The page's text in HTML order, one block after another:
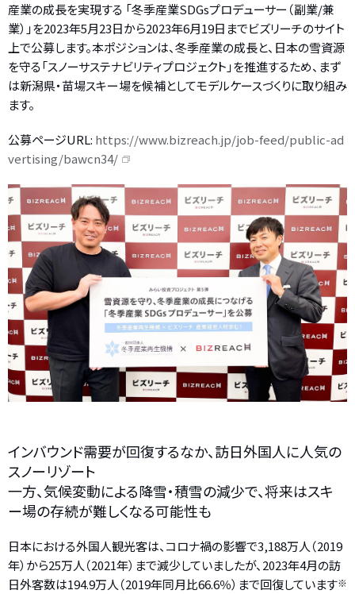
産業の成長を実現する 「冬季産業SDGsプロデューサー（副業/兼
業）」を2023年5月23日から2023年6月19日までビズリーチのサイト
上で公募します。本ポジションは、冬季産業の成長と、日本の雪資源
を守る「スノーサステナビリティプロジェクト」を推進するため、まず
は新潟県・苗場スキー場を候補としてモデルケースづくりに取り組み
ます。
公募ページURL: https://www.bizreach.jp/job-feed/public-ad
vertising/bawcn34/
インバウンド需要が回復するなか、訪日外国人に人気の
スノーリゾート
一方、気候変動による降雪・積雪の減少で、将来はスキ
ー場の存続が難しくなる可能性も
日本における外国人観光客は、コロナ禍の影響で3,188万人（2019
年）から25万人（2021年）まで減少していましたが、2023年4月の訪
日外客数は194.9万人（2019年同月比66.6％）まで回復しています※